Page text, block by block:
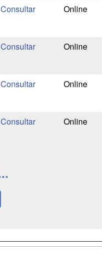
Online
Online
Online
Online